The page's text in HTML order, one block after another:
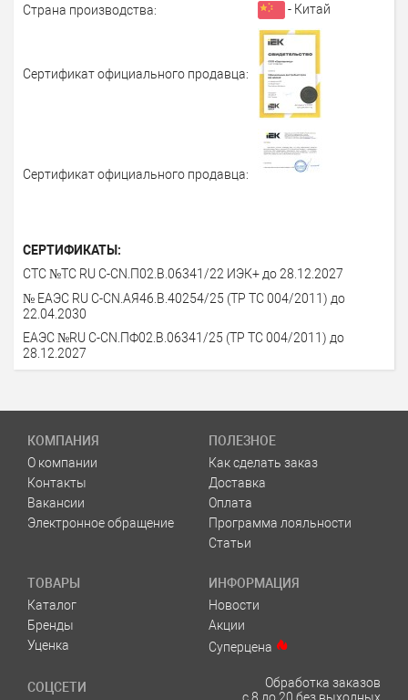
Страна производства:
- Китай
Сертификат официального продавца:
Сертификат официального продавца:
СЕРТИФИКАТЫ:
СТС №ТС RU С-СN.П02.В.06341/22 ИЭК+ до 28.12.2027
№ ЕАЭС RU С-СN.АЯ46.В.40254/25 (ТР ТС 004/2011) до
22.04.2030
ЕАЭС №RU С-СN.ПФ02.В.06341/25 (ТР ТС 004/2011) до
28.12.2027
КОМПАНИЯ
О компании
Контакты
Вакансии
Электронное обращение
ПОЛЕЗНОЕ
Как сделать заказ
Доставка
Оплата
Программа лояльности
Статьи
ТОВАРЫ
Каталог
Бренды
Уценка
ИНФОРМАЦИЯ
Новости
Акции
Суперцена
СОЦСЕТИ
Обработка заказов